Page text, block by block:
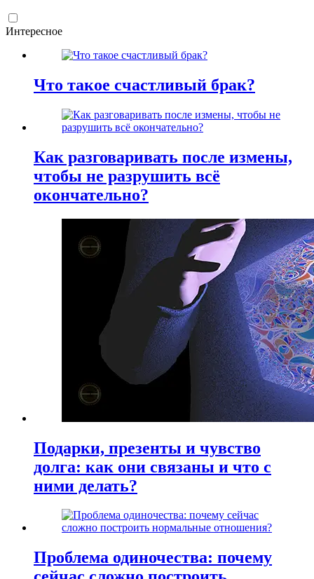
Интересное
Что такое счастливый брак?
Как разговаривать после измены,
чтобы не разрушить всё
окончательно?
Подарки, презенты и чувство
долга: как они связаны и что с
ними делать?
Проблема одиночества: почему